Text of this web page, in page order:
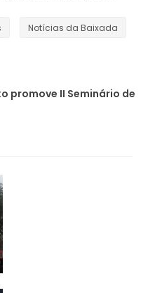
Notícias da Baixada
promove II Seminário de